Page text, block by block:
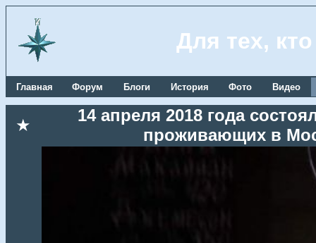
Для тех,
Главная Форум Блоги История Фото Видео
★
14 апреля 2018 года
проживающих в